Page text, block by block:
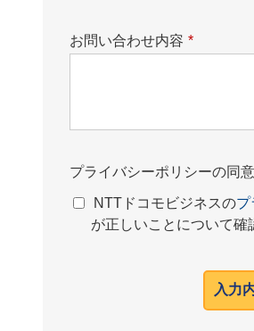
*
お問い合わせ内容
プライバシーポリシーの同意
NTTドコモビジネスのプ
が正しいことについて確
入力